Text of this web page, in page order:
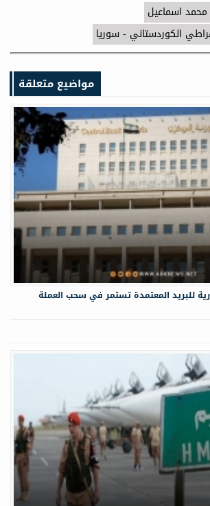
محمد اسماعيل
الكوردستاني - سوريا
مواضيع متعلقة
للبريد المعتمدة تستمر في سحب العملة